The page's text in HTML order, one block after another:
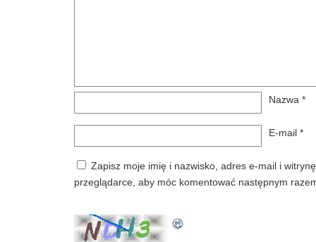
Nazwa *
E-mail *
Zapisz moje imię i nazwisko, adres e-mail i
przeglądarce, aby móc komentować następnym